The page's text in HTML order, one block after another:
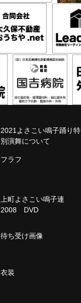
2021よさこい鳴子踊り特
別演舞について
フラフ
上町よさこい鳴子連
2008 DVD
待ち受け画像
衣装